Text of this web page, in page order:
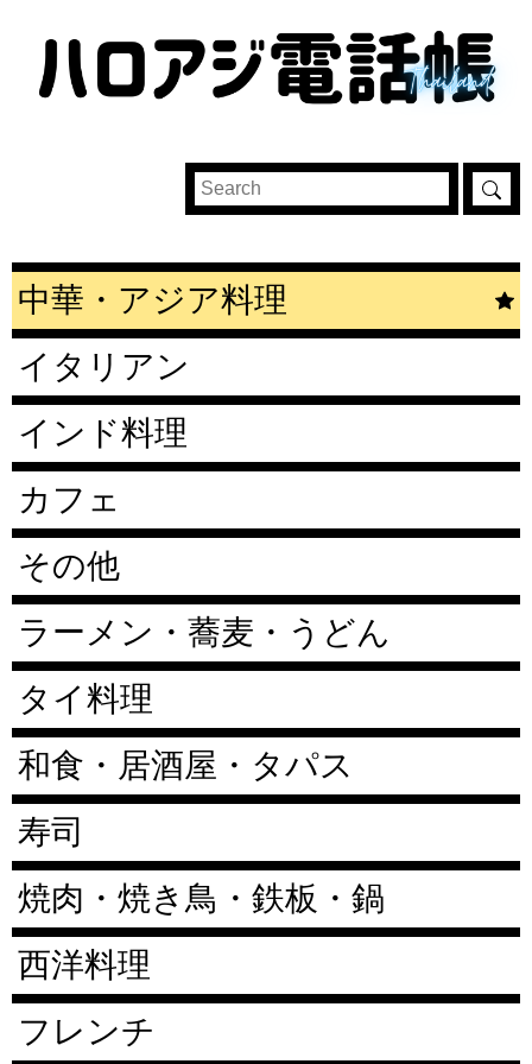
中華・アジア料理
イタリアン
インド料理
カフェ
その他
ラーメン・蕎麦・うどん
タイ料理
和食・居酒屋・タパス
寿司
焼肉・焼き鳥・鉄板・鍋
西洋料理
フレンチ